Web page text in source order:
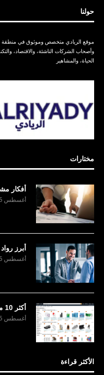
حولنا
موقع الريادي متخصص وموثوق في منطقة
وأصحاب الشركات الناشئة، والاقتصاد،
الحياة، والمشاهير
مختارات
أفكار
أغسطس 5, 2026
أبرز
أغسطس 5, 2026
أكثر 10 منتجات مبيعًا على أمازون
أغسطس 5, 2026
الأكثر قراءة